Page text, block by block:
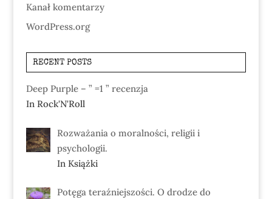
Kanał komentarzy
WordPress.org
RECENT POSTS
Deep Purple – ” =1 ” recenzja
In Rock'N'Roll
Rozważania o moralności, religii i
psychologii.
In Książki
Potęga teraźniejszości. O drodze do